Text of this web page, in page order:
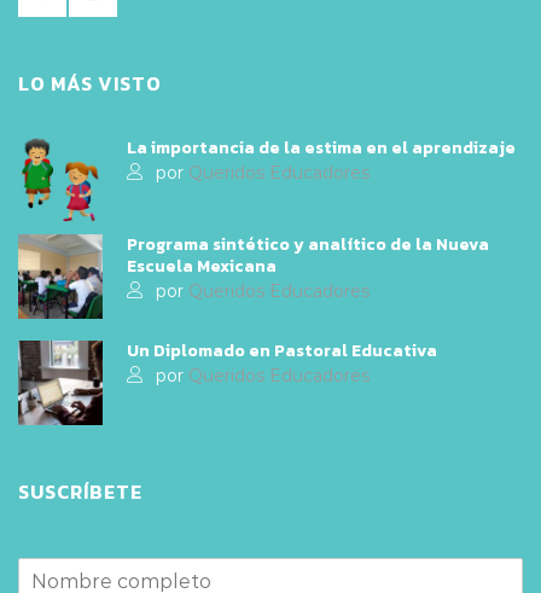
LO MÁS VISTO
La importancia de la estima en el aprendizaje
por Queridos Educadores
Programa sintético y analítico de la Nueva
Escuela Mexicana
por Queridos Educadores
Un Diplomado en Pastoral Educativa
por Queridos Educadores
SUSCRÍBETE